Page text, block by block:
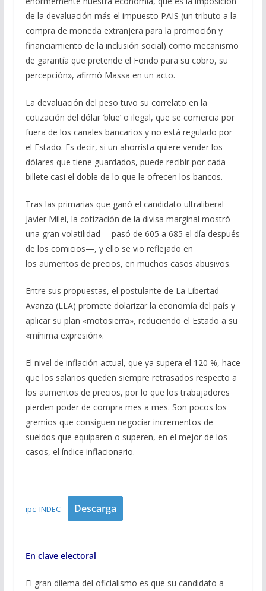
de la devaluación más el impuesto PAIS (un tributo a la
compra de moneda extranjera para la promoción y
financiamiento de la inclusión social) como mecanismo
de garantía que pretende el Fondo para su cobro, su
percepción», afirmó Massa en un acto.
La devaluación del peso tuvo su correlato en la
cotización del dólar ‘blue’ o ilegal, que se comercia por
fuera de los canales bancarios y no está regulado por
el Estado. Es decir, si un ahorrista quiere vender los
dólares que tiene guardados, puede recibir por cada
billete casi el doble de lo que le ofrecen los bancos.
Tras las primarias que ganó el candidato ultraliberal
Javier Milei, la cotización de la divisa marginal mostró
una gran volatilidad —pasó de 605 a 685 el día después
de los comicios—, y ello se vio reflejado en
los aumentos de precios, en muchos casos abusivos.
Entre sus propuestas, el postulante de La Libertad
Avanza (LLA) promete dolarizar la economía del país y
aplicar su plan «motosierra», reduciendo el Estado a su
«mínima expresión».
El nivel de inflación actual, que ya supera el 120 %, hace
que los salarios queden siempre retrasados respecto a
los aumentos de precios, por lo que los trabajadores
pierden poder de compra mes a mes. Son pocos los
gremios que consiguen negociar incrementos de
sueldos que equiparen o superen, en el mejor de los
casos, el índice inflacionario.
ipc_INDEC Descarga
En clave electoral
El gran dilema del oficialismo es que su candidato a